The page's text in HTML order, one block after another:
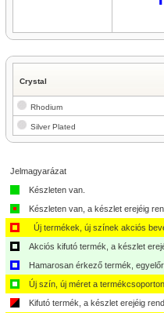
Crystal
Rhodium
Silver Plated
Jelmagyarázat
Készleten van.
Készleten van, a készlet erejéig
Új termékek, új színek akciós
Akciós kifutó termék, a készlet
Hamarosan érkező termék,
Új szín, új méret a
Kifutó termék, a készlet erejéig